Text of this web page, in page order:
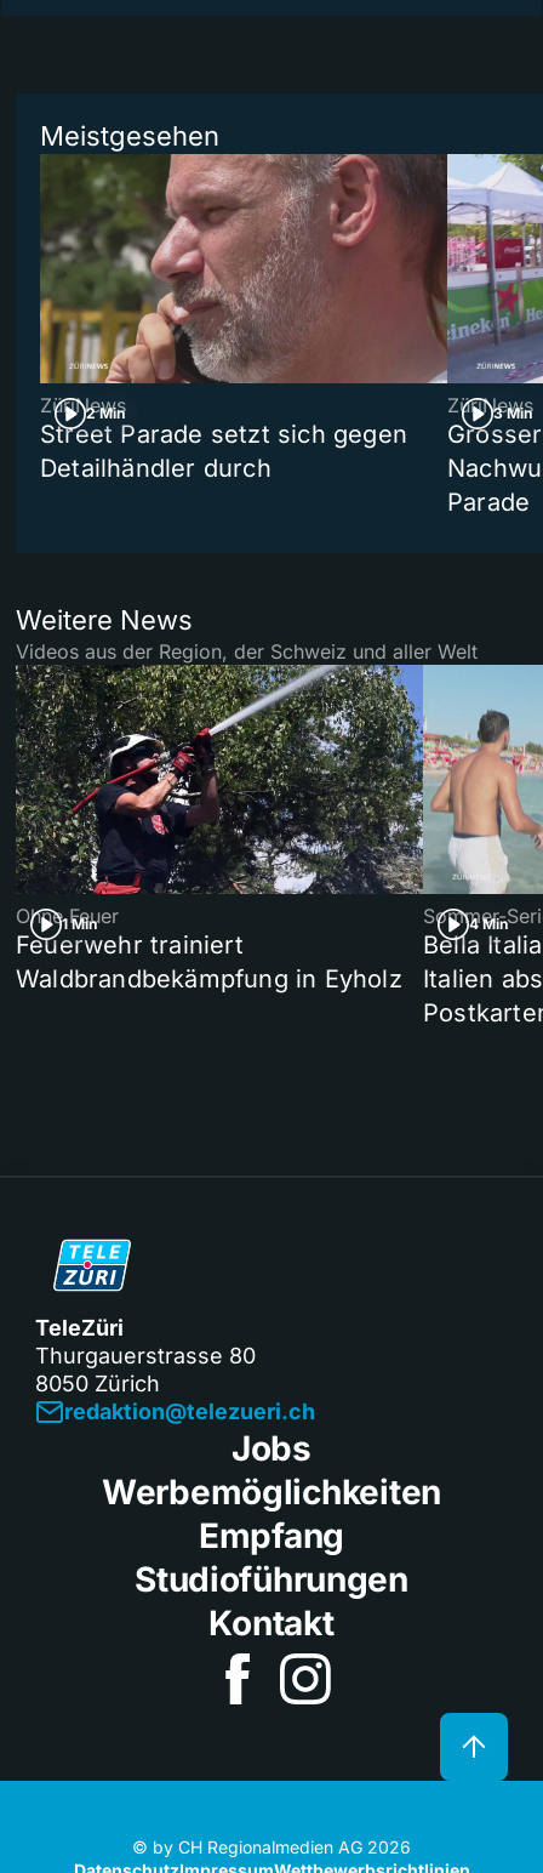
Meistgesehen
2 Min
ZüriNews
Street Parade setzt sich gegen
Detailhändler durch
3 Min
ZüriNews
Parade
Weitere News
Videos aus der Region, der Schweiz und aller Welt
1 Min
Ohne Feuer
Feuerwehr trainiert
Waldbrandbekämpfung in Eyholz
4 Min
Sommer-
Bella
Italien
TeleZüri
Thurgauerstrasse 80
8050 Zürich
redaktion@telezueri.ch
Jobs
Werbemöglichkeiten
Empfang
Studioführungen
Kontakt
© by CH Regionalmedien AG 2026